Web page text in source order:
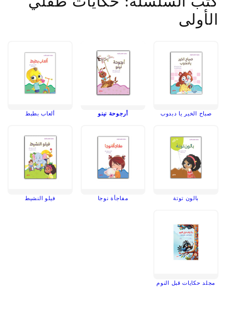
الأولى
صباح الخير يا دبدوب أرجوحة نينو ألعاب بطبط
بالون توتة مفاجأة نوجا فيلو النشيط
مجلد حكايات قبل النوم